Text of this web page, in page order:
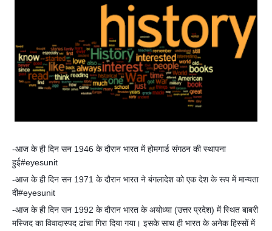
-आज के ही दिन सन 1946 के दौरान भारत में होमगार्ड संगठन की स्थापना
हुई#eyesunit
-आज के ही दिन सन 1971 के दौरान भारत ने बंगलादेश को एक देश के रूप में मान्यता
दी#eyesunit
-आज के ही दिन सन 1992 के दौरान भारत के अयोध्या (उत्तर प्रदेश) में स्थित बाबरी
मस्जिद का विवादास्पद ढांचा गिरा दिया गया। इसके साथ ही भारत के अनेक हिस्सों में